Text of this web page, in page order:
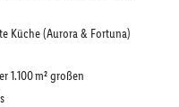
Küche (Aurora & Fortuna)
1.100 m² großen